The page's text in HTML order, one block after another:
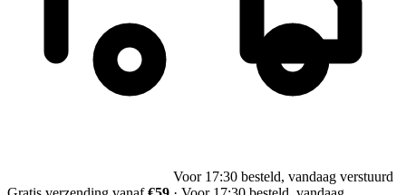
Voor 17:30 besteld, vandaag verstuurd